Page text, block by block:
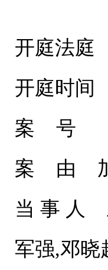
开庭法庭
开庭时间
案 号 （
案 由 加
当 事 人
军强,邓晓